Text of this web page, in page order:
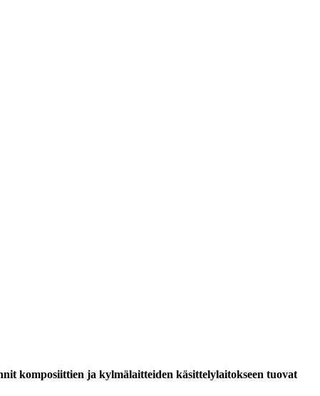
komposiittien ja kylmälaitteiden käsittelylaitokseen tuovat